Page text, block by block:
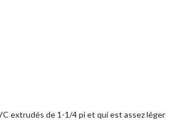
extrudés de 1-1/4 pi et qui est assez léger